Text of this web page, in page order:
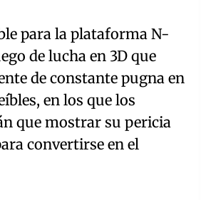
para la plataforma N-
de lucha en 3D que
de constante pugna en
en los que los
que mostrar su pericia
convertirse en el